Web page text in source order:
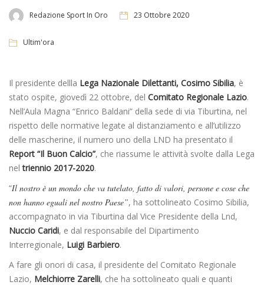
Redazione Sport In Oro 23 Ottobre 2020
Ultim'ora
Il presidente dellla Lega Nazionale Dilettanti, Cosimo Sibilia, è
stato ospite, giovedì 22 ottobre, del Comitato Regionale Lazio.
Nell’Aula Magna “Enrico Baldani” della sede di via Tiburtina, nel
rispetto delle normative legate al distanziamento e all’utilizzo
delle mascherine, il numero uno della LND ha presentato il
Report “Il Buon Calcio”, che riassume le attività svolte dalla Lega
neltriennio 2017-2020.
“Il nostro è un mondo che va tutelato, fatto di valori, persone e cose che
non hanno eguali nel nostro Paese”, ha sottolineato Cosimo Sibilia,
accompagnato in via Tiburtina dal Vice Presidente della Lnd,
Nuccio Caridi, e dal responsabile del Dipartimento
Interregionale, Luigi Barbiero.
A fare gli onori di casa, il presidente del Comitato Regionale
Lazio, Melchiorre Zarelli, che ha sottolineato quali e quanti